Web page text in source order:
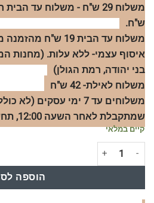
ש"ח.
משלוח עד הבית 19 ש"ח מהזמנה מעל 150 ש"ח
איסוף עצמי- ללא עלות. (מחנות
בני יהודה, רמת הגולן)
משלוח לאילת- 42 ש"ח
משלוחים עד 7 ימי
שמתקבלת לאחר השעה 12:00, תחשב מיום העסקים הבא.
קיים במלאי
כמות של משחת פרופוליס טיפולית |
הוספה